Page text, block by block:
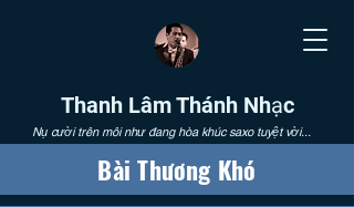
Thanh Lâm Thánh Nhạc
Nụ cười trên môi như đang hòa khúc saxo tuyệt vời...
Bài Thương Khó